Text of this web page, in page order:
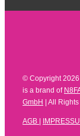
© Copyright2026
is a brand of
GmbH
| All
AGB